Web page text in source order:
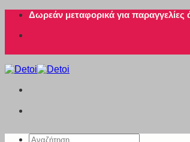
Μετάβαση
περιεχόμενο
Δωρεάν μεταφορικά για
Αναζήτηση